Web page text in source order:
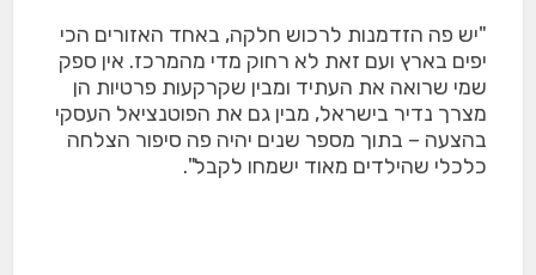
"יש פה הזדמנות לרכוש חלקה, באחד האזורים הכי
יפים בארץ ועם זאת לא רחוק מדי מהמרכז. אין ספק
שמי שרואה את העתיד ומבין שקרקעות פרטיות הן
מצרך נדיר בישראל, מבין גם את הפוטנציאל העסקי
בהצעה – בתוך מספר שנים יהיה פה סיפור הצלחה
כלכלי שהילדים מאוד ישמחו לקבל".